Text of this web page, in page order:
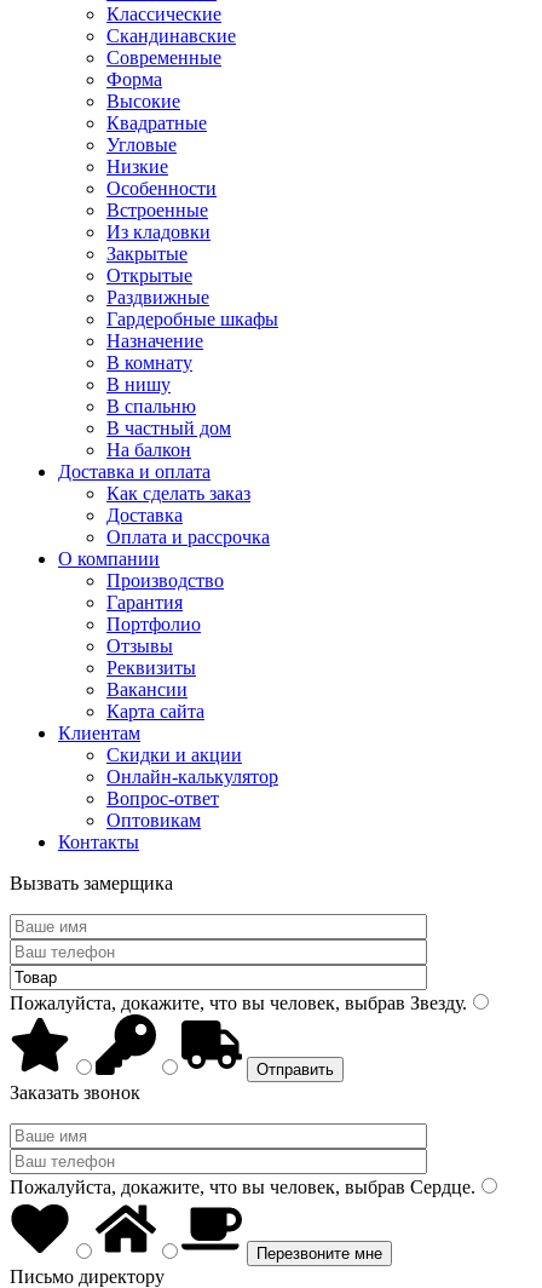
Классические
Скандинавские
Современные
Форма
Высокие
Квадратные
Угловые
Низкие
Особенности
Встроенные
Из кладовки
Закрытые
Открытые
Раздвижные
Гардеробные шкафы
Назначение
В комнату
В нишу
В спальню
В частный дом
На балкон
Доставка и оплата
Как сделать заказ
Доставка
Оплата и рассрочка
О компании
Производство
Гарантия
Портфолио
Отзывы
Реквизиты
Вакансии
Карта сайта
Клиентам
Скидки и акции
Онлайн-калькулятор
Вопрос-ответ
Оптовикам
Контакты
Вызвать замерщика
Пожалуйста, докажите, что вы человек, выбрав Звезду.
Заказать звонок
Пожалуйста, докажите, что вы человек, выбрав Сердце.
Письмо директору